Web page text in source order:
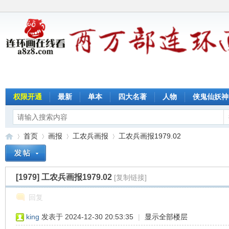
权限开通 最新 单本 四大名著 人物 侠鬼仙妖神
»
首页
›
画报
›
工农兵画报
›
工农兵画报1979.02
[1979] 工农兵画报1979.02 [复制链接]
回复
king 发表于 2024-12-30 20:53:35 | 显示全部楼层